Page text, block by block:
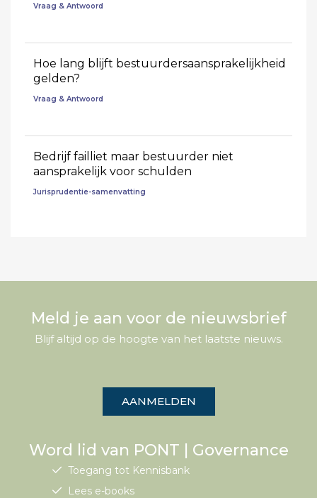
Vraag & Antwoord
Hoe lang blijft bestuurdersaansprakelijkheid
gelden?
Vraag & Antwoord
Bedrijf failliet maar bestuurder niet
aansprakelijk voor schulden
Jurisprudentie-samenvatting
Meld je aan voor de nieuwsbrief
Blijf altijd op de hoogte van het laatste nieuws.
AANMELDEN
Word lid van PONT | Governance
Toegang tot Kennisbank
Lees e-books